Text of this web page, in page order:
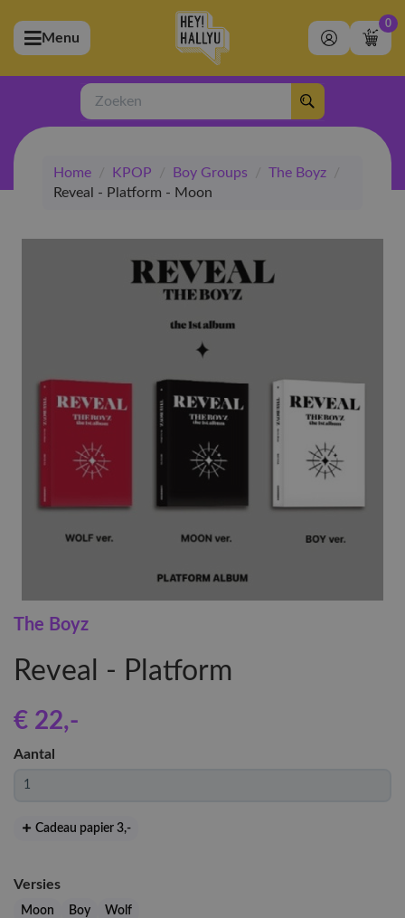
(Artiesten)
(Merchandise)
(Exclusive)
(Winkel)
Menu
0
Zoeken
Home / KPOP / Boy Groups / The Boyz
/
Reveal - Platform - Moon
The Boyz
Reveal - Platform
€ 22,-
Aantal
Cadeau papier 3,-
Versies
Moon Boy Wolf